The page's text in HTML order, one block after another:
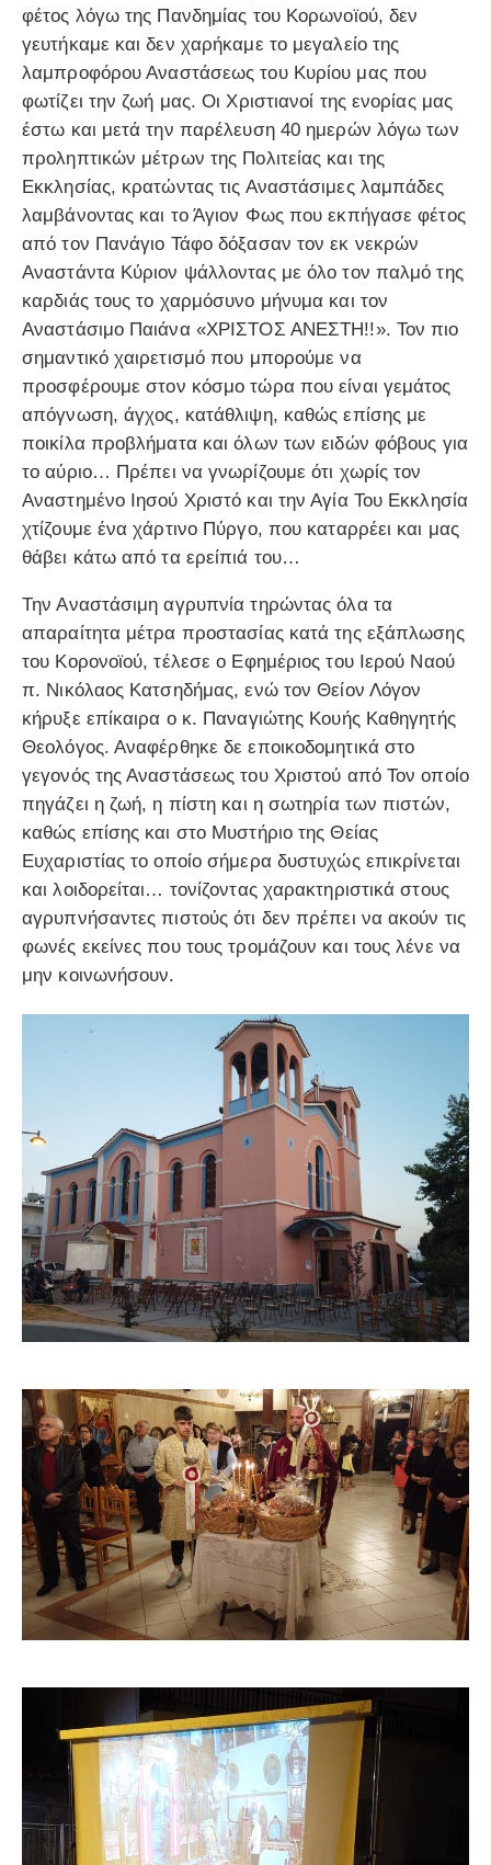
φέτος λόγω της Πανδημίας του Κορωνοϊού, δεν
γευτήκαμε και δεν χαρήκαμε το μεγαλείο της
λαμπροφόρου Αναστάσεως του Κυρίου μας που
φωτίζει την ζωή μας. Οι Χριστιανοί της ενορίας μας
έστω και μετά την παρέλευση 40 ημερών λόγω των
προληπτικών μέτρων της Πολιτείας και της
Εκκλησίας, κρατώντας τις Αναστάσιμες λαμπάδες
λαμβάνοντας και το Άγιον Φως που εκπήγασε φέτος
από τον Πανάγιο Τάφο δόξασαν τον εκ νεκρών
Αναστάντα Κύριον ψάλλοντας με όλο τον παλμό της
καρδιάς τους το χαρμόσυνο μήνυμα και τον
Αναστάσιμο Παιάνα «ΧΡΙΣΤΟΣ ΑΝΕΣΤΗ!!». Τον πιο
σημαντικό χαιρετισμό που μπορούμε να
προσφέρουμε στον κόσμο τώρα που είναι γεμάτος
απόγνωση, άγχος, κατάθλιψη, καθώς επίσης με
ποικίλα προβλήματα και όλων των ειδών φόβους για
το αύριο… Πρέπει να γνωρίζουμε ότι χωρίς τον
Αναστημένο Ιησού Χριστό και την Αγία Του Εκκλησία
χτίζουμε ένα χάρτινο Πύργο, που καταρρέει και μας
θάβει κάτω από τα ερείπιά του…
Την Αναστάσιμη αγρυπνία τηρώντας όλα τα
απαραίτητα μέτρα προστασίας κατά της εξάπλωσης
του Κορονοϊού, τέλεσε ο Εφημέριος του Ιερού Ναού
π. Νικόλαος Κατσηδήμας, ενώ τον Θείον Λόγον
κήρυξε επίκαιρα ο κ. Παναγιώτης Κουής Καθηγητής
Θεολόγος. Αναφέρθηκε δε εποικοδομητικά στο
γεγονός της Αναστάσεως του Χριστού από Τον οποίο
πηγάζει η ζωή, η πίστη και η σωτηρία των πιστών,
καθώς επίσης και στο Μυστήριο της Θείας
Ευχαριστίας το οποίο σήμερα δυστυχώς επικρίνεται
και λοιδορείται… τονίζοντας χαρακτηριστικά στους
αγρυπνήσαντες πιστούς ότι δεν πρέπει να ακούν τις
φωνές εκείνες που τους τρομάζουν και τους λένε να
μην κοινωνήσουν.